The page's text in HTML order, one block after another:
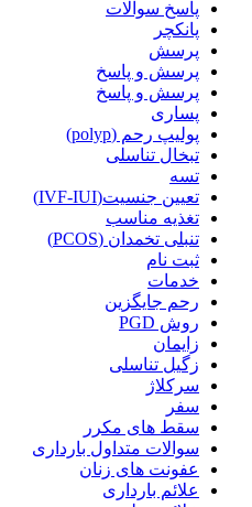
پاسخ سوالات
پانکچر
پرسش
پرسش و پاسخ
پرسش و پاسخ
پساری
پولیپ رحم (polyp)
تبخال تناسلی
تسه
تعیین جنسیت(IVF-IUI)
تغذیه مناسب
تنبلی تخمدان (PCOS)
ثبت نام
خدمات
رحم جایگزین
روش PGD
زایمان
زگیل تناسلی
سرکلاژ
سفر
سقط های مکرر
سوالات متداول بارداری
عفونت های زنان
علائم بارداری